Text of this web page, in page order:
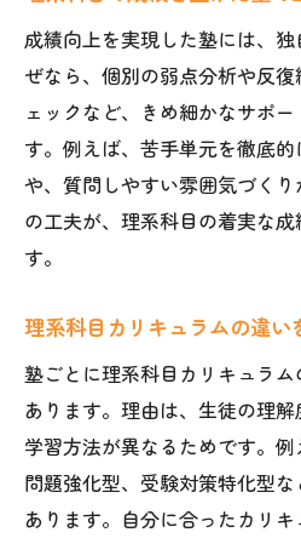
成績向上を実現した塾には、
ぜなら、個別の弱点分析や反
ェックなど、きめ細かなサポ
す。例えば、苦手単元を徹底
や、質問しやすい雰囲気づく
の工夫が、理系科目の着実な
す。
理系科目カリキュラムの違い
塾ごとに理系科目カリキュラ
あります。理由は、生徒の理
学習方法が異なるためです。
問題強化型、受験対策特化型
あります。自分に合ったカリ